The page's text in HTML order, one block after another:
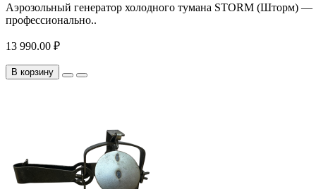
Аэрозольный генератор холодного тумана STORM (Шторм) —
профессионально..
13 990.00 ₽
В корзину